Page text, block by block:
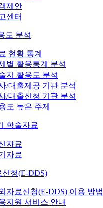
제안
센터
도 분석
현황 통계
별 활용통계 분석
지 활용도 분석
/대출제공 기관 분석
/대출신청 기관 분석
도 높은 주제
학술자료
자료
자료
신청(E-DDS)
자료신청(E-DDS) 이용 방법
지원 서비스 안내